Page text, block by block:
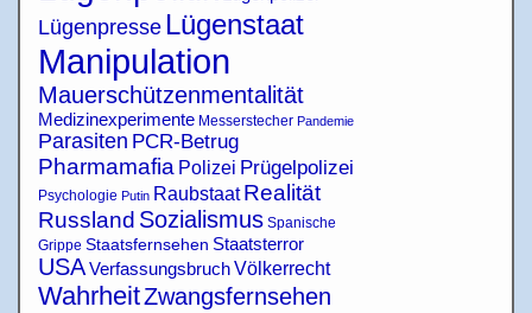
Lügenpresse Lügenstaat
Manipulation
Mauerschützenmentalität
Medizinexperimente Messerstecher Pandemie
Parasiten PCR-Betrug
Pharmamafia Polizei Prügelpolizei
Psychologie Putin Raubstaat Realität
Russland Sozialismus Spanische
Grippe Staatsfernsehen Staatsterror
USAVerfassungsbruchVölkerrecht
WahrheitZwangsfernsehen